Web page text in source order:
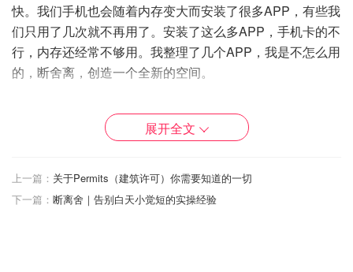
快。我们手机也会随着内存变大而安装了很多APP，有些我
们只用了几次就不再用了。安装了这么多APP，手机卡的不
行，内存还经常不够用。我整理了几个APP，我是不怎么用
的，断舍离，创造一个全新的空间。
展开全文
上一篇： 关于Permits（建筑许可）你需要知道的一切
下一篇： 断离舍｜告别白天小觉短的实操经验